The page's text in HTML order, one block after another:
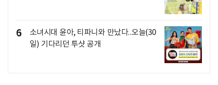
6
소녀시대 윤아, 티파니와 만났다..오늘(30
일) 기다리던 투샷 공개